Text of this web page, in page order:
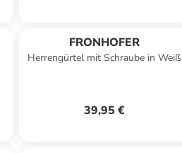
FRONHOFER
Herrengürtel mit Schraube in Weiß
39,95 €